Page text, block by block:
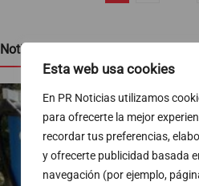
Esta web usa cookies
En PR Noticias utilizamos
para ofrecerte la mejor
recordar tus preferencias,
y ofrecerte publicidad basada
navegación (por ejemplo,
Noticias recientes